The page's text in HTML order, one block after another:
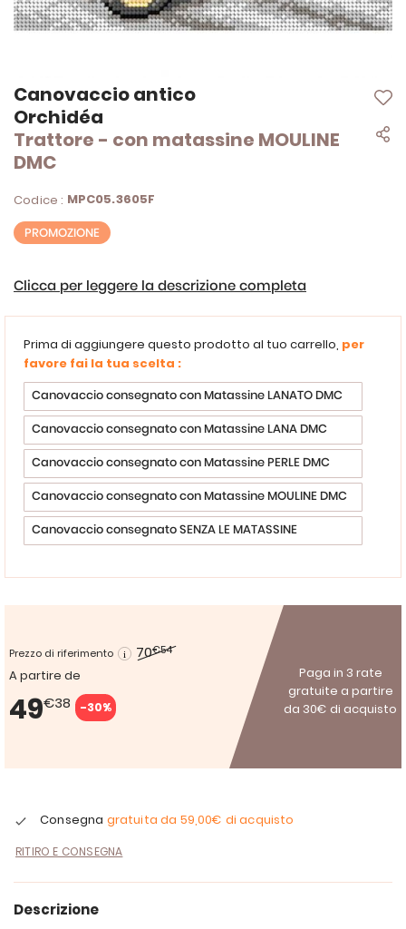
Canovaccio antico
Orchidéa
Trattore - con matassine MOULINE
DMC
Codice : MPC05.3605F
PROMOZIONE
Clicca per leggere la descrizione completa
Prima di aggiungere questo prodotto al tuo carrello, per
favore fai la tua scelta :
Canovaccio consegnato con Matassine LANATO DMC
Canovaccio consegnato con Matassine LANA DMC
Canovaccio consegnato con Matassine PERLE DMC
Canovaccio consegnato con Matassine MOULINE DMC
Canovaccio consegnato SENZA LE MATASSINE
Prezzo di riferimento 70€54
A partire de
49€38 -30%
Paga in 3 rate
gratuite a partire
da 30€ di acquisto
Consegna gratuita da 59,00€ di acquisto
RITIRO E CONSEGNA
Vai
all'inizio
della
galleria
di
Descrizione